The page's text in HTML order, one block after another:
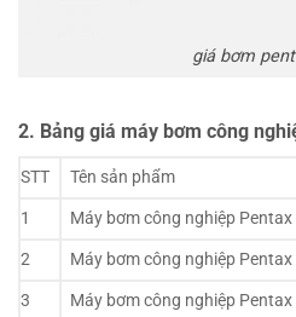
giá bơm
2. Bảng giá máy bơm công
STT Tên sản phẩm
1
Máy bơm công nghiệp Pentax
2
Máy bơm công nghiệp Pentax
3
Máy bơm công nghiệp